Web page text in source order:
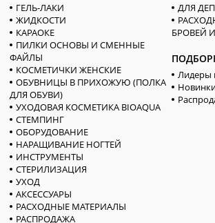
ГЕЛЬ-ЛАКИ
ЖИДКОСТИ
КАРАОКЕ
ПИЛКИ ОСНОВЫ И СМЕННЫЕ
ФАЙЛЫ
КОСМЕТИЧКИ ЖЕНСКИЕ
ОБУВНИЦЫ В ПРИХОЖУЮ (ПОЛКА
ДЛЯ ОБУВИ)
УХОДОВАЯ КОСМЕТИКА BIOAQUA
СТЕМПИНГ
ОБОРУДОВАНИЕ
НАРАЩИВАНИЕ НОГТЕЙ
ИНСТРУМЕНТЫ
СТЕРИЛИЗАЦИЯ
УХОД
АКСЕССУАРЫ
РАСХОДНЫЕ МАТЕРИАЛЫ
РАСПРОДАЖА
ДЛЯ
БРОВЕЙ
Лидеры